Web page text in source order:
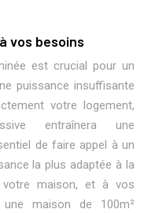
vos besoins
est crucial pour un
puissance insuffisante
votre logement,
entraînera une
de faire appel à un
la plus adaptée à la
votre maison, et à vos
maison de 100m²